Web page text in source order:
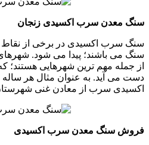
سنگ معدن سرب اکسیدی زنجان
سنگ سرب اکسیدی در برخی از نقاط
سنگ می باشند؛ پیدا می شود.
از جمله مهم ترین شهرهایی هستند؛
دست می آید. به عنوان مثال هر
اکسیدی سرب از معادن غنی
فروش سنگ معدن سرب اکسیدی